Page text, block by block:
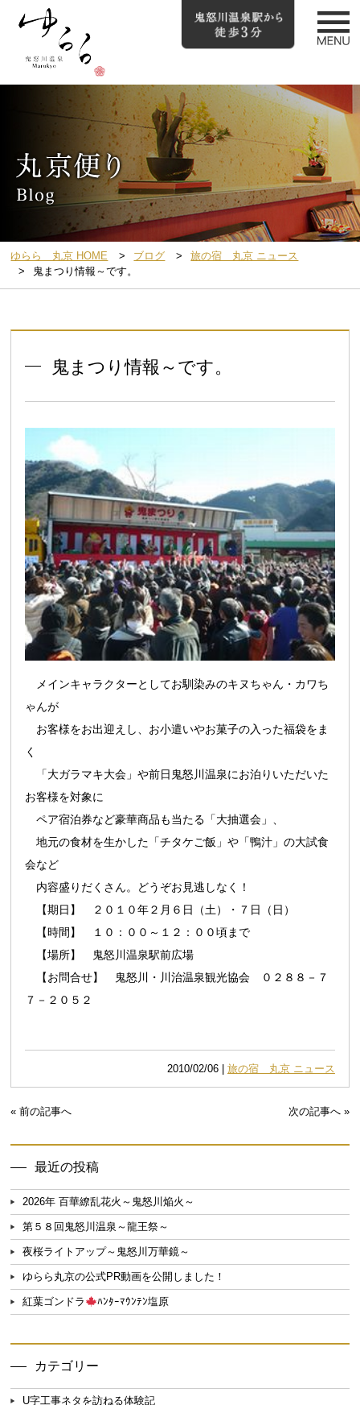
ゆらら 丸京 HOME ブログ
旅の宿 丸京 ニュース
鬼まつり情報～です。
鬼まつり情報～です。
メインキャラクターとしてお馴染みのキヌちゃん・カワち
ゃんが
お客様をお出迎えし、お小遣いやお菓子の入った福袋をま
く
「大ガラマキ大会」や前日鬼怒川温泉にお泊りいただいた
お客様を対象に
ペア宿泊券など豪華商品も当たる「大抽選会」、
地元の食材を生かした「チタケご飯」や「鴨汁」の大試食
会など
内容盛りだくさん。どうぞお見逃しなく！
【期日】 ２０１０年２月６日（土）・７日（日）
【時間】 １０：００～１２：００頃まで
【場所】 鬼怒川温泉駅前広場
【お問合せ】 鬼怒川・川治温泉観光協会 ０２８８－７
７－２０５２
2010/02/06 | 旅の宿 丸京 ニュース
« 前の記事へ 次の記事へ »
最近の投稿
2026年 百華繚乱花火～鬼怒川焔火～
第５８回鬼怒川温泉～龍王祭～
夜桜ライトアップ～鬼怒川万華鏡～
ゆらら丸京の公式PR動画を公開しました！
紅葉ゴンドラ ﾊﾝﾀｰﾏｳﾝﾃﾝ塩原
カテゴリー
U字工事ネタを訪ねる体験記